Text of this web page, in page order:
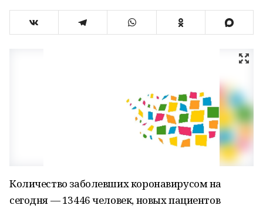
Количество заболевших коронавирусом на
сегодня — 13446 человек, новых пациентов